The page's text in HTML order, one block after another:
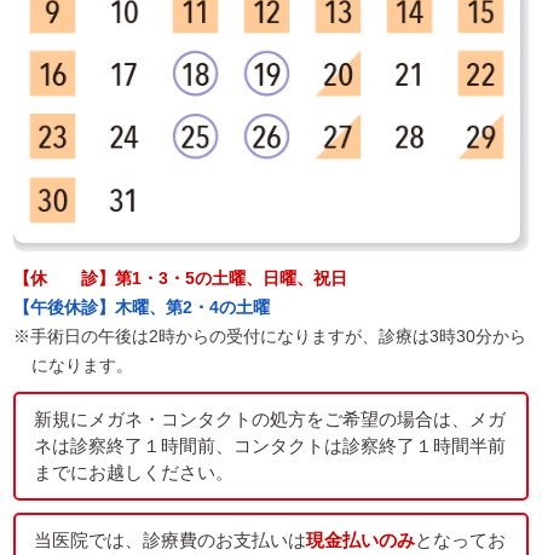
【休 診】第1・3・5の土曜、日曜、祝日
【午後休診】木曜、第2・4の土曜
※手術日の午後は2時からの受付になりますが、診療は3時30分から
になります。
新規にメガネ・コンタクトの処方をご希望の場合は、メガ
ネは診察終了１時間前、コンタクトは診察終了１時間半前
までにお越しください。
当医院では、診療費のお支払いは現金払いのみとなってお